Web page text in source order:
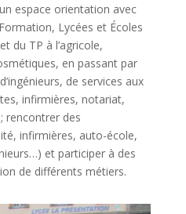
espace orientation avec
Lycées et Écoles
du TP à l’agricole,
en passant par
de services aux
infirmières, notariat,
rencontrer des
infirmières, auto-école,
et participer à des
de différents métiers.